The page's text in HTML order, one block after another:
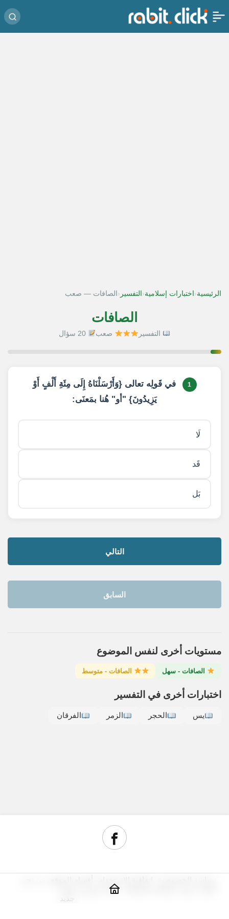
الرئيسية‹ اختبارات إسلامية‹ التفسير ‹ الصافات — صعب
الصافات
التفسير صعب 20 سؤال
1
في قَولِه تعالى {وَأَرْسَلْنَاهُ إِلَى مِئَةِ أَلْفٍ أَوْ
يَزِيدُونَ} "أو" هُنا بمَعنَى:
لَا
قَد
بَل
السابق
التالي
مستويات أخرى لنفس الموضوع
الصافات - سهل الصافات - متوسط
اختبارات أخرى في التفسير
يس الحجر الزمر الفرقان
شراء دومين رخيص